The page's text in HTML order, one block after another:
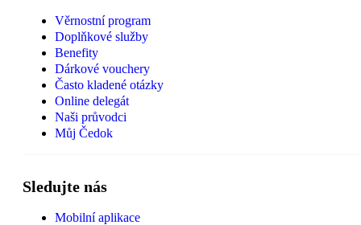
Věrnostní program
Doplňkové služby
Benefity
Dárkové vouchery
Často kladené otázky
Online delegát
Naši průvodci
Můj Čedok
Sledujte nás
Mobilní aplikace